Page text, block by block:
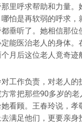
里呼求帮助和力量。
怕是再软弱的呼求，
垂听了。她相信那位
能医治老人的身体。
月后这位老人竟奇迹
工作负责，对老人的
常把那些90多岁的老
看顾。王春玲说，孝
满足他们，更要亲身